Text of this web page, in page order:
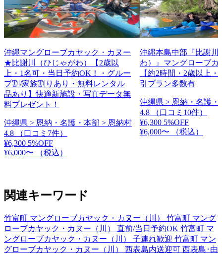
沖縄マングローブカヤック・カヌー
★比謝川（ひじゃがわ）【2歳以
上・1名可・当日予約OK！・グルー
プ割/家族割りあり・無料レンタル
品あり】快適新施設・写真データ無
料プレゼント！
沖縄県 > 恩納・名護・本部 > 恩納村
4.8
（口コミ7件）
¥6,300 5%OFF
¥6,000〜
（税込）
沖縄本島中部『比謝川
わ）』マングローブカ
【約2時間・2歳以上
引プラン多数有
沖縄県 > 恩納・名護・
4.8
（口コミ10件）
¥6,300 5%OFF
¥6,000〜
（税込）
関連キーワード
竹富町 マングローブカヤック・カヌー（川） 竹富町 マング
ローブカヤック・カヌー（川） 直前/当日予約OK 竹富町 マ
ングローブカヤック・カヌー（川） 子連れ歓迎 竹富町 マン
グローブカヤック・カヌー（川） 西表島内送迎可 西表島･由